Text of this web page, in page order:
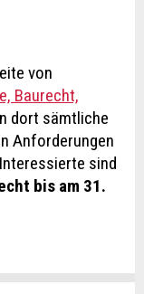
von
Baurecht,
dort sämtliche
Anforderungen
sind
bis am 31.